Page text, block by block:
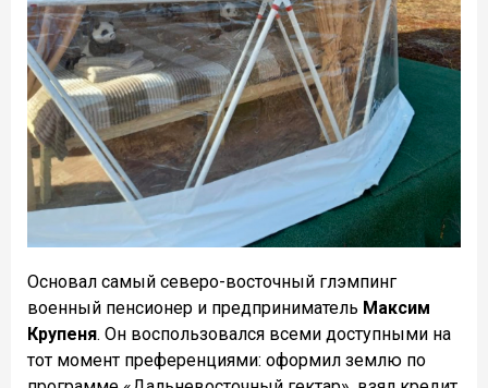
Основал самый северо-восточный глэмпинг
военный пенсионер и предприниматель Максим
Крупеня. Он воспользовался всеми доступными на
тот момент преференциями: оформил землю по